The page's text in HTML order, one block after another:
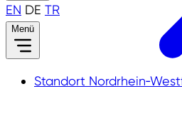
EN DE TR
Menü
Standort